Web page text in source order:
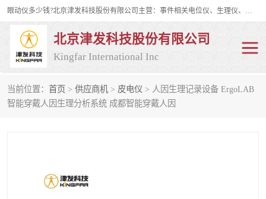
眼动仪多少钱?北京津发科技股份有限公司主营：事件相关电位仪、生理仪、肌电仪、脑电仪、皮电仪、眼动仪；是国家级高新技术企业、科技部认定的科技型中小企业和中关村高新技术企业，具备保密资格，具备自主进出口经营权；自主研发技术、产品与服务荣获多项省部级科学技术奖励、国家发明专利、国家软件著作权和省部级新技术新产品（服务）认证。
北京津发科技股份有限公司
Kingfar International Inc
当前位置： 首页 > 供应商机 > 皮电仪 > 人因生理记录设备 ErgoLAB
智能穿戴人因生理分析系统 成都智能穿戴人因
皮电仪 脑电仪
行为观察与表情分析